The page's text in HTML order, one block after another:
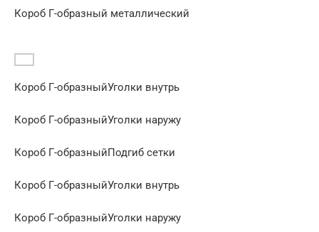
Короб Г-образный металлический
Короб Г-образныйУголки внутрь
Короб Г-образныйУголки наружу
Короб Г-образныйПодгиб сетки
Короб Г-образныйУголки внутрь
Короб Г-образныйУголки наружу